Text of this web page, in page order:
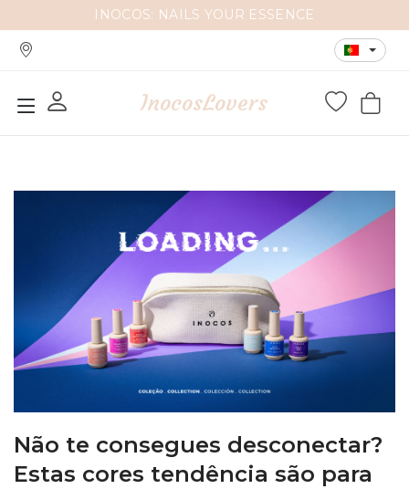
INOCOS: NAILS YOUR ESSENCE
InocosLovers
Não te consegues desconectar?
Estas cores tendência são para